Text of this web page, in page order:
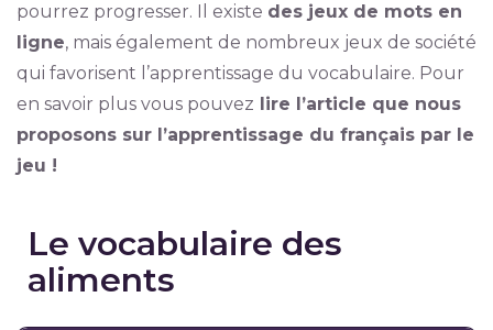
pourrez progresser. Il existe des jeux de mots en
ligne, mais également de nombreux jeux de société
qui favorisent l’apprentissage du vocabulaire. Pour
en savoir plus vous pouvez lire l’article que nous
proposons sur l’apprentissage du français par le
jeu !
Le vocabulaire des
aliments